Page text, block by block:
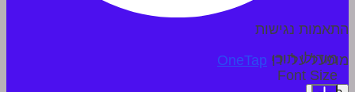
התאמות נגישות
מופעל על ידי OneTap מודולי תוכן
Font Size